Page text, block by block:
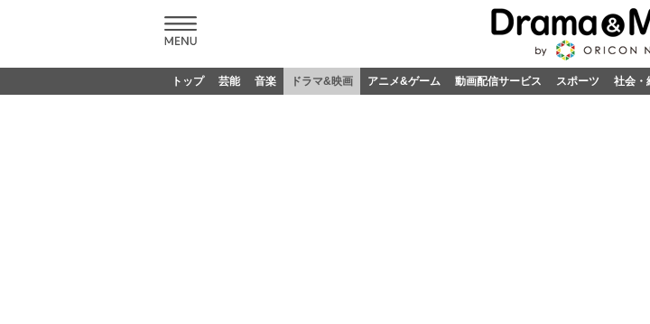
トップ 芸能 音楽 ドラマ&映画 アニメ&ゲーム 動画配信サービス スポーツ 社会・